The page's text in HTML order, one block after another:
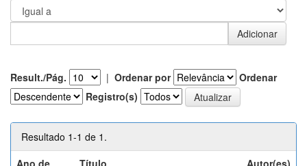
Result./Pág. | Ordenar por
Ordenar
Registro(s)
Resultado 1-1 de 1.
Ano de
Título Autor(es)